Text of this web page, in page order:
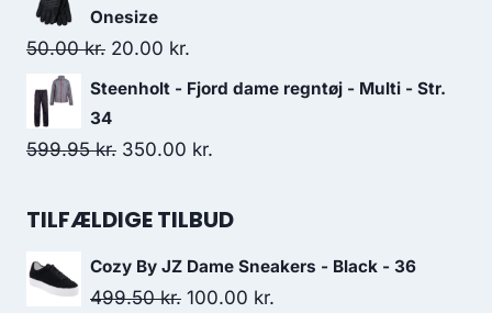
was:
119.95 kr..
Onesize
50.00kr. Original
price
was:
50.00 kr..
20.00 kr.
price
20.00 kr..
Steenholt - Fjord dame regntøj - Multi - Str.
34
599.95kr. Original
was:
350.00 kr.
is:
TILFÆLDIGE TILBUD
Cozy By JZ Dame Sneakers - Black - 36
499.50kr. Original
100.00 kr.